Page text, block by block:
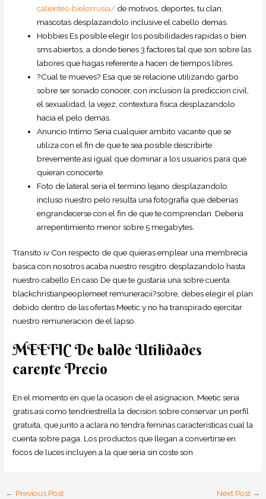
calientes-bielorrusia/ de motivos, deportes, tu clan,
mascotas desplazandolo inclusive el cabello demas.
Hobbies Es posible elegir los posibilidades rapidas o bien
sms abiertos, a donde tienes 3 factores tal que son sobre las
labores que hagas referente a hacen de tiempos libres.
?Cual te mueves? Esa que se relacione utilizando garbo
sobre ser sonado conocer, con inclusion la prediccion civil,
el sexualidad, la vejez, contextura fisica desplazandolo
hacia el pelo demas.
Anuncio Intimo Seri­a cualquier ambito vacante que se
utiliza con el fin de que te sea posible describirte
brevemente asi­ igual que dominar a los usuarios para que
quieran conocerte.
Foto de lateral seri­a el termino lejano desplazandolo
incluso nuestro pelo resulta una fotografia que deberias
engrandecerse con el fin de que te comprendan. Deberia
arrepentimiento menor sobre 5 megabytes.
Transito iv Con respecto de que quieras emplear una membrecia
basica con nosotros acaba nuestro resgitro desplazandolo hasta
nuestro cabello En caso De que te gustaria una sobre cuenta
blackchristianpeoplemeet remuneracii?sobre, debes elegir el plan
debido dentro de las ofertas Meetic y no ha transpirado ejercitar
nuestro remuneracion de el lapso.
MEETIC De balde Utilidades
carente Precio
En el momento en que la ocasion de el asignacion, Meetic seri­a
gratis asi­ como tendri­estrella la decision sobre conservar un perfil
gratuita, que junto a aclara no tendra feminas caracteristicas cual la
cuenta sobre paga. Los productos que llegan a convertirse en
focos de luces incluyen a la que seri­a sin coste son
← Previous Post Next Post →